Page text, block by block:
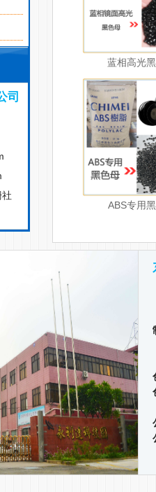
司
蓝相高光
ABS专用